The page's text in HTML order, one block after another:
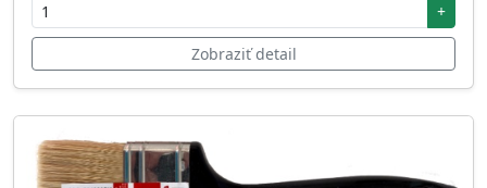
+
Zobraziť detail